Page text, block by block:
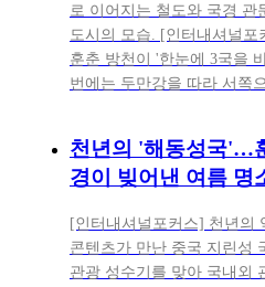
로 이어지는 철도와 국경
도시의 모습. [인터내셔널
훈춘 방천이 '한눈에 3국을
번에는 두만강을 따라 서쪽으
천년의 '해동성국'…
경이 빚어낸 여름 명
[인터내셔널포커스] 천년의
콘텐츠가 만난 중국 지린성
관광 성수기를 맞아 국내외